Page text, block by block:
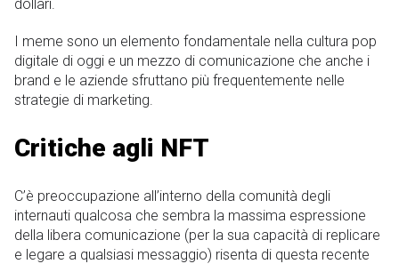
dollari.
I meme sono un elemento fondamentale nella cultura pop
digitale di oggi e un mezzo di comunicazione che anche i
brand e le aziende sfruttano più frequentemente nelle
strategie di marketing.
Critiche agli NFT
C’è preoccupazione all’interno della comunità degli
internauti qualcosa che sembra la massima espressione
della libera comunicazione (per la sua capacità di replicare
e legare a qualsiasi messaggio) risenta di questa recente